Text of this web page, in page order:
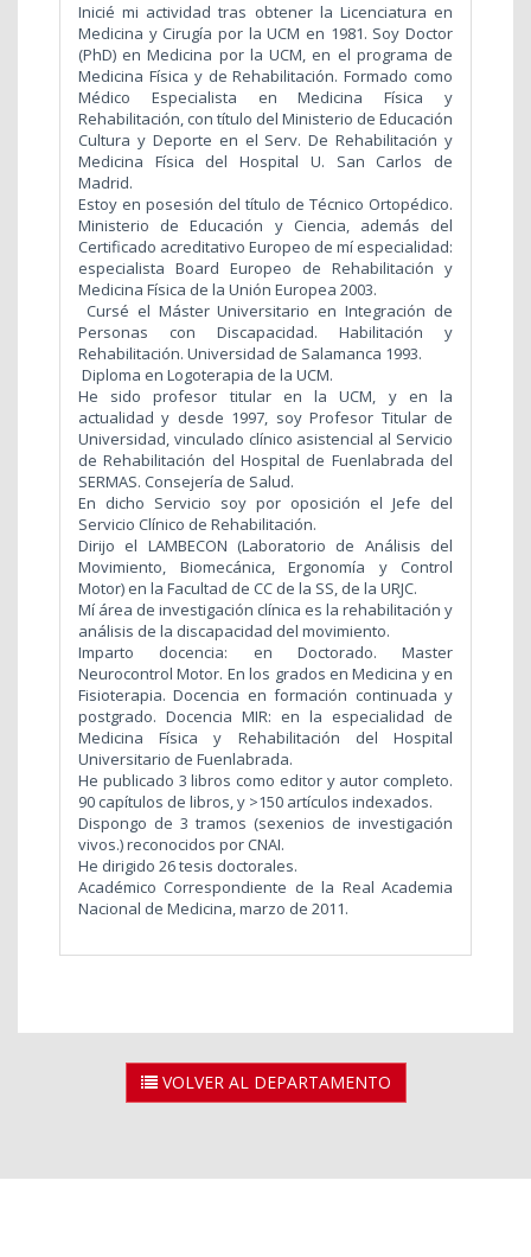
Inicié mi actividad tras obtener la Licenciatura en
Medicina y Cirugía por la UCM en 1981. Soy Doctor
(PhD) en Medicina por la UCM, en el programa de
Medicina Física y de Rehabilitación. Formado como
Médico Especialista en Medicina Física y
Rehabilitación, con título del Ministerio de Educación
Cultura y Deporte en el Serv. De Rehabilitación y
Medicina Física del Hospital U. San Carlos de
Madrid.
Estoy en posesión del título de Técnico Ortopédico.
Ministerio de Educación y Ciencia, además del
Certificado acreditativo Europeo de mí especialidad:
especialista Board Europeo de Rehabilitación y
Medicina Física de la Unión Europea 2003.
Cursé el Máster Universitario en Integración de
Personas con Discapacidad. Habilitación y
Rehabilitación. Universidad de Salamanca 1993.
Diploma en Logoterapia de la UCM.
He sido profesor titular en la UCM, y en la
actualidad y desde 1997, soy Profesor Titular de
Universidad, vinculado clínico asistencial al Servicio
de Rehabilitación del Hospital de Fuenlabrada del
SERMAS. Consejería de Salud.
En dicho Servicio soy por oposición el Jefe del
Servicio Clínico de Rehabilitación.
Dirijo el LAMBECON (Laboratorio de Análisis del
Movimiento, Biomecánica, Ergonomía y Control
Motor) en la Facultad de CC de la SS, de la URJC.
Mí área de investigación clínica es la rehabilitación y
análisis de la discapacidad del movimiento.
Imparto docencia: en Doctorado. Master
Neurocontrol Motor. En los grados en Medicina y en
Fisioterapia. Docencia en formación continuada y
postgrado. Docencia MIR: en la especialidad de
Medicina Física y Rehabilitación del Hospital
Universitario de Fuenlabrada.
He publicado 3 libros como editor y autor completo.
90 capítulos de libros, y >150 artículos indexados.
Dispongo de 3 tramos (sexenios de investigación
vivos.) reconocidos por CNAI.
He dirigido 26 tesis doctorales.
Académico Correspondiente de la Real Academia
Nacional de Medicina, marzo de 2011.
VOLVER AL DEPARTAMENTO